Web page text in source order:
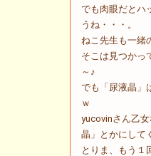
でも肉眼だとハ
うね・・・。
ねこ先生も一緒
そこは見つかっ
～♪
でも「尿液晶」
ｗ
yucovinさん乙
晶」とかにして
とりま、もう１